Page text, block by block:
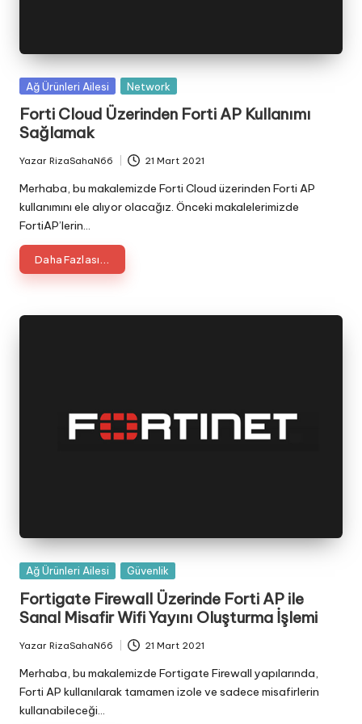
Posted
Ağ Ürünleri Ailesi Network
Forti Cloud Üzerinden Forti AP Kullanımı
Sağlamak
Posted
by
Yazar RizaSahaN66 21 Mart 2021
Merhaba, bu makalemizde Forti Cloud üzerinden Forti AP
kullanımını ele alıyor olacağız. Önceki makalelerimizde
FortiAP’lerin…
Daha Fazlası...
Posted
Ağ Ürünleri Ailesi Güvenlik
Fortigate Firewall Üzerinde Forti AP ile
Sanal Misafir Wifi Yayını Oluşturma İşlemi
Posted
by
Yazar RizaSahaN66 21 Mart 2021
Merhaba, bu makalemizde Fortigate Firewall yapılarında,
Forti AP kullanılarak tamamen izole ve sadece misafirlerin
kullanabileceği…